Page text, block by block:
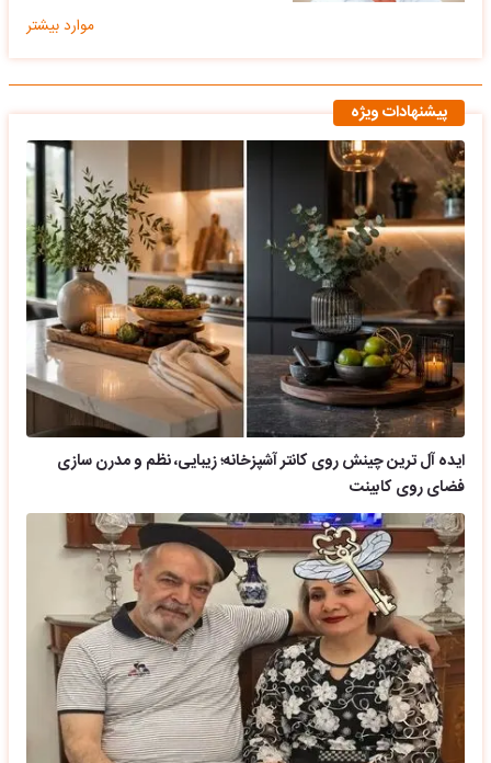
موارد بیشتر
پیشنهادات ویژه
ایده آل ترین چینش روی کانتر آشپزخانه؛ زیبایی، نظم و مدرن سازی
فضای روی کابینت